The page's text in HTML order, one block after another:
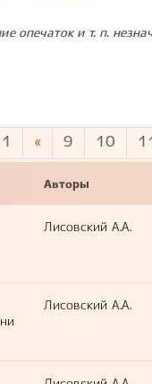
опечаток и т. п.
1 « 9 10 11
Авторы
Лисовский А.А.
Лисовский А.А.